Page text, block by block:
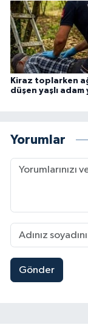
Kiraz toplarken
düşen yaşlı adam
Yorumlar
Gönder